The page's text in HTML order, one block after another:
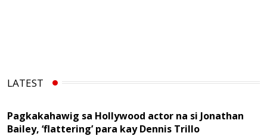
LATEST
Pagkakahawig sa Hollywood actor na si Jonathan
Bailey, ‘flattering’ para kay Dennis Trillo